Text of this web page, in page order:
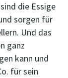
die Essige
sorgen für
Und das
ganz
kann und
für sein